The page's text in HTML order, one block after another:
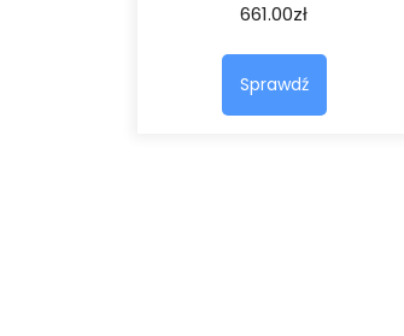
661.00zł
Sprawdź